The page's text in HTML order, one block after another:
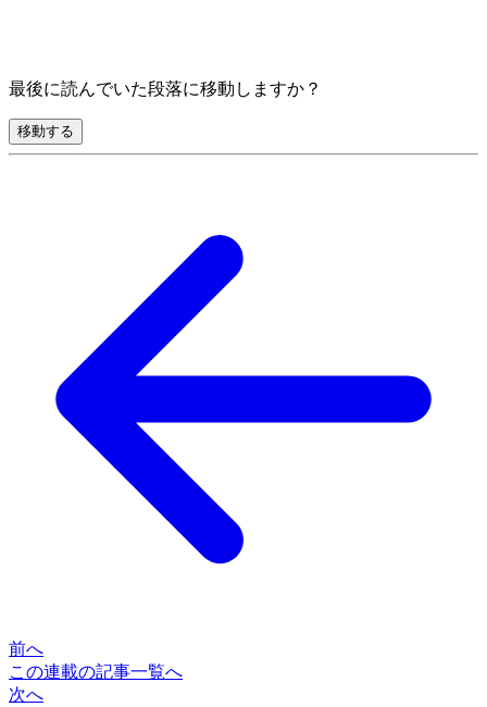
最後に読んでいた段落に移動しますか？
移動する
前へ
この連載の記事一覧へ
次へ